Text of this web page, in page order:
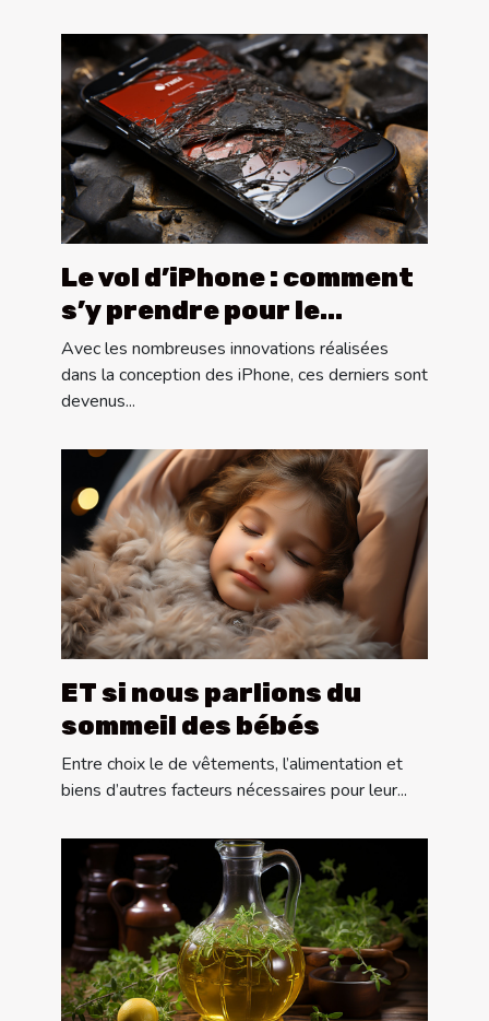
Le vol d’iPhone : comment
s’y prendre pour le
récupérer ?
Avec les nombreuses innovations réalisées
dans la conception des iPhone, ces derniers sont
devenus...
ET si nous parlions du
sommeil des bébés
Entre choix le de vêtements, l’alimentation et
biens d’autres facteurs nécessaires pour leur...